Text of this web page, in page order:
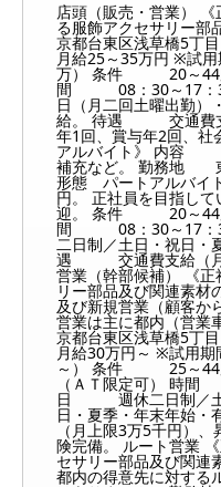
店頭（販売・営業）
る服飾アクセサリー
京都台東区浅草橋5
月給25～35万円 ※試
万） 条件 20～44歳
間 08：30～17：
日（月二回土曜出勤）
給。 待遇 交通費支
年1回、賞与年2回、社
アルバイト》 内容
補充など。 勤務地
形態 パートアルバ
円。 正社員を目指し
迎。 条件 20～44歳
間 08：30～17：
二日制／土日・祝日・
遇 交通費支給（月
営業（幹部候補）
リー部品及び関連素材
及び新規営業（顧客か
営業は主に都内（営
京都台東区浅草橋5
月給30万円～ ※試用
～） 条件 25～44歳
（ＡＴ限定可） 時
日 週休二日制／土
日・夏季・年末年
（月上限3万5千円）
険完備。 ルート営
セサリー部品及び関連
都内の得意先に対する